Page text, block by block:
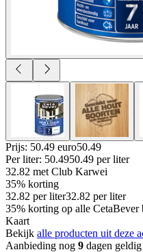
Prijs: 50.49 euro50.49
Per liter: 50.4950.49 per liter
32.82 met Club Karwei
35% korting
32.82 per liter32.82 per liter
35% korting op alle
Kaart
Bekijk alle producten uit deze
Aanbieding nog 9 dagen geldig